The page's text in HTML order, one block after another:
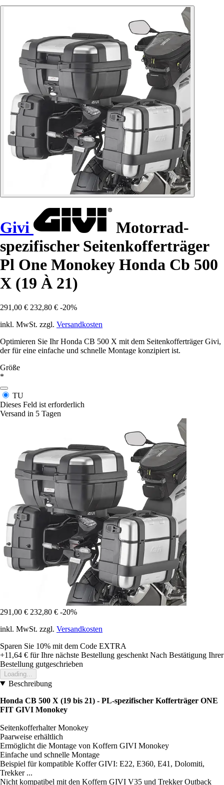
Givi
Motorrad-
spezifischer Seitenkofferträger
Pl One Monokey Honda Cb 500
X (19 À 21)
291,00 € 232,80 € -20%
inkl. MwSt. zzgl. Versandkosten
Optimieren Sie Ihr Honda CB 500 X mit dem Seitenkofferträger Givi,
der für eine einfache und schnelle Montage konzipiert ist.
Größe
*
TU
Dieses Feld ist erforderlich
Versand in 5 Tagen
291,00 € 232,80 € -20%
inkl. MwSt. zzgl. Versandkosten
Sparen Sie 10% mit dem Code EXTRA
+11,64 € für Ihre nächste Bestellung geschenkt Nach Bestätigung Ihrer
Bestellung gutgeschrieben
Loading...
Beschreibung
Honda CB 500 X (19 bis 21) - PL-spezifischer Kofferträger ONE
FIT GIVI Monokey
Seitenkofferhalter Monokey
Paarweise erhältlich
Ermöglicht die Montage von Koffern GIVI Monokey
Einfache und schnelle Montage
Beispiel für kompatible Koffer GIVI: E22, E360, E41, Dolomiti,
Trekker ...
Nicht kompatibel mit den Koffern GIVI V35 und Trekker Outback